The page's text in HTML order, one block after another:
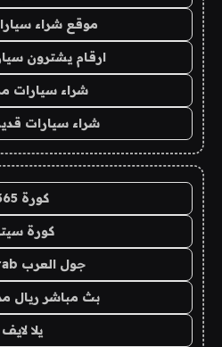
موقع شراء
ارقام يشترون
شراء سيارات
شراء سيارات
كورة 365
كورة
جول العرب goalarab
بث مباشر ريال
يلا لايف